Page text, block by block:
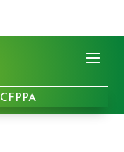
CFPPA